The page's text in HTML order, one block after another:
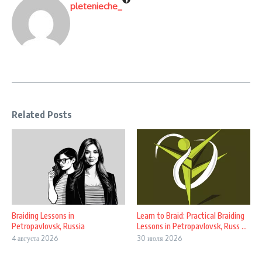
pletenieche_
Related Posts
Braiding Lessons in
Petropavlovsk, Russia
4 августа 2026
Learn to Braid: Practical Braiding
Lessons in Petropavlovsk, Russ ...
30 июля 2026